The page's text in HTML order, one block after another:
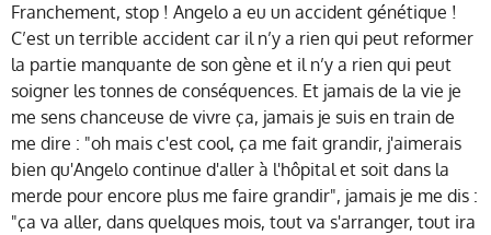
Franchement, stop ! Angelo a eu un accident génétique !
C’est un terrible accident car il n’y a rien qui peut reformer
la partie manquante de son gène et il n’y a rien qui peut
soigner les tonnes de conséquences. Et jamais de la vie je
me sens chanceuse de vivre ça, jamais je suis en train de
me dire : "oh mais c'est cool, ça me fait grandir, j'aimerais
bien qu'Angelo continue d'aller à l'hôpital et soit dans la
merde pour encore plus me faire grandir", jamais je me dis :
"ça va aller, dans quelques mois, tout va s'arranger, tout ira